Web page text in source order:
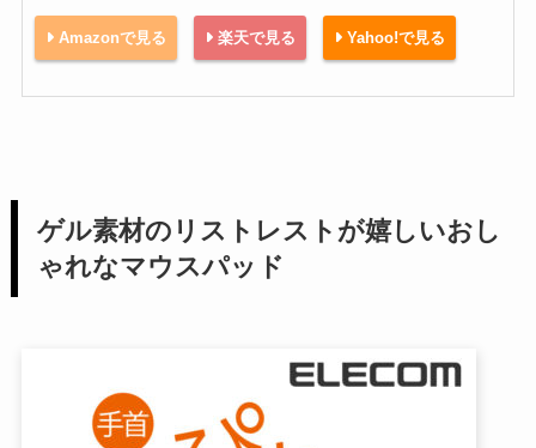
Amazonで見る 楽天で見る Yahoo!で見る
ゲル素材のリストレストが嬉しいおし
ゃれなマウスパッド